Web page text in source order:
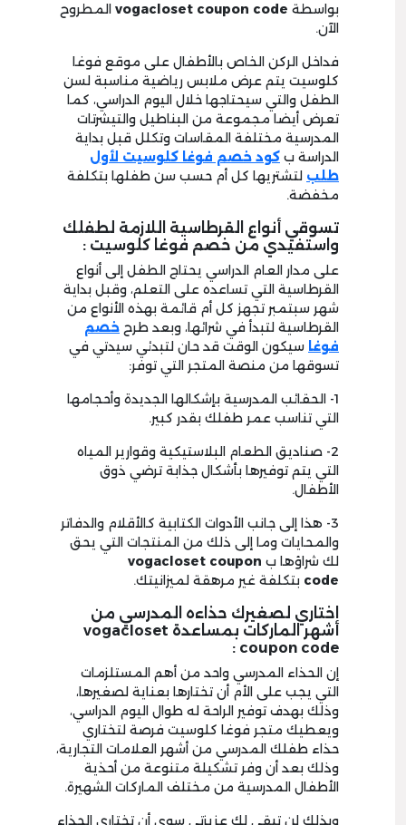
بواسطة vogacloset coupon code المطروح
الآن.
فداخل الركن الخاص بالأطفال على موقع فوغا
كلوسيت يتم عرض ملابس رياضية مناسبة لسن
الطفل والتي سيحتاجها خلال اليوم الدراسي، كما
تعرض أيضا مجموعة من البناطيل والتيشرتات
المدرسية مختلفة المقاسات وتكلل قبل بداية
الدراسة ب كود خصم فوغا كلوسيت لأول
طلب لتشتريها كل أم حسب سن طفلها بتكلفة
مخفضة.
تسوقي أنواع القرطاسية اللازمة لطفلك
واستفيدي من خصم فوغا كلوسيت :
على مدار العام الدراسي يحتاج الطفل إلى أنواع
القرطاسية التي تساعده على التعلم، وقبل بداية
شهر سبتمبر تجهز كل أم قائمة بهذه الأنواع من
القرطاسية لتبدأ في شرائها، وبعد طرح خصم
فوغا سيكون الوقت قد حان لتبدئي سيدتي في
تسوقها من منصة المتجر التي توفر:
1- الحقائب المدرسية بإشكالها الجديدة وأحجامها
التي تناسب عمر طفلك بقدر كبير.
2- صناديق الطعام البلاستيكية وقوارير المياه
التي يتم توفيرها بأشكال جذابة ترضي ذوق
الأطفال.
3- هذا إلى جانب الأدوات الكتابية كالأقلام والدفاتر
والمحايات وما إلى ذلك من المنتجات التي يحق
لك شراؤها ب vogacloset coupon
code بتكلفة غير مرهقة لميزانيتك.
اختاري لصغيرك حذاءه المدرسي من
أشهر الماركات بمساعدة vogacloset
coupon code :
إن الحذاء المدرسي واحد من أهم المستلزمات
التي يجب على الأم أن تختارها بعناية لصغيرها،
وذلك بهدف توفير الراحة له طوال اليوم الدراسي،
ويعطيك متجر فوغا كلوسيت فرصة لتختاري
حذاء طفلك المدرسي من أشهر العلامات التجارية،
وذلك بعد أن وفر تشكيلة متنوعة من أحذية
الأطفال المدرسية من مختلف الماركات الشهيرة.
وبذلك لن تبقى لك عزيزتي سوى أن تختاري الحذاء